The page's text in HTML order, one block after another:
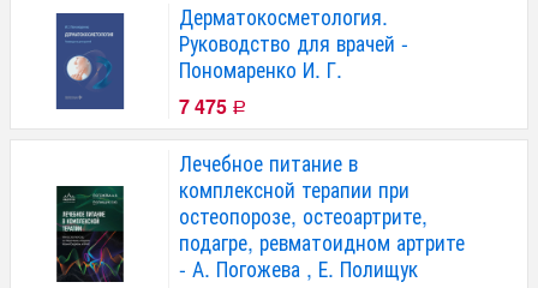
Дерматокосметология.
Руководство для врачей -
Пономаренко И. Г.
7 475 Р
Лечебное питание в
комплексной терапии при
остеопорозе, остеоартрите,
подагре, ревматоидном артрите
- А. Погожева , Е. Полищук